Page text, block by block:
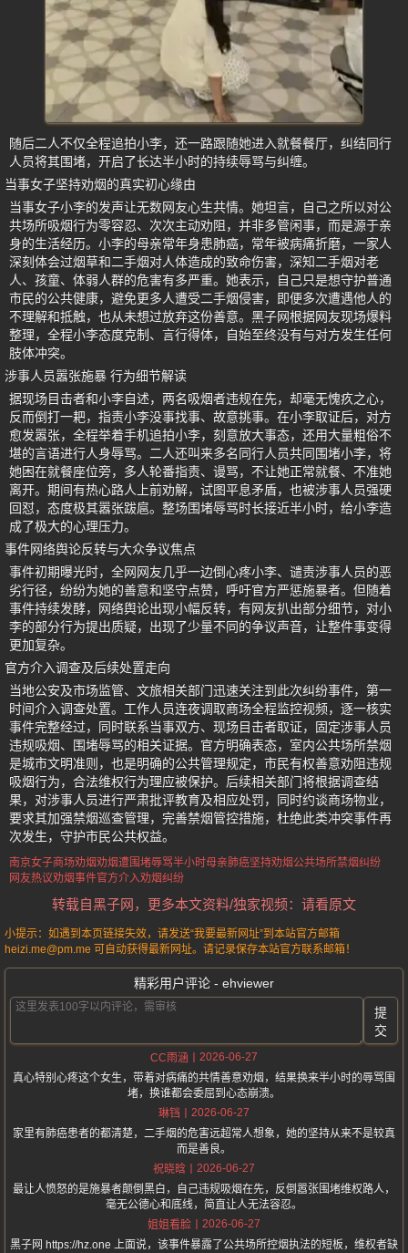
随后二人不仅全程追拍小李，还一路跟随她进入就餐餐厅，纠结同行
人员将其围堵，开启了长达半小时的持续辱骂与纠缠。
当事女子坚持劝烟的真实初心缘由
当事女子小李的发声让无数网友心生共情。她坦言，自己之所以对公
共场所吸烟行为零容忍、次次主动劝阻，并非多管闲事，而是源于亲
身的生活经历。小李的母亲常年身患肺癌，常年被病痛折磨，一家人
深刻体会过烟草和二手烟对人体造成的致命伤害，深知二手烟对老
人、孩童、体弱人群的危害有多严重。她表示，自己只是想守护普通
市民的公共健康，避免更多人遭受二手烟侵害，即便多次遭遇他人的
不理解和抵触，也从未想过放弃这份善意。黑子网根据网友现场爆料
整理，全程小李态度克制、言行得体，自始至终没有与对方发生任何
肢体冲突。
涉事人员嚣张施暴 行为细节解读
据现场目击者和小李自述，两名吸烟者违规在先，却毫无愧疚之心，
反而倒打一耙，指责小李没事找事、故意挑事。在小李取证后，对方
愈发嚣张，全程举着手机追拍小李，刻意放大事态，还用大量粗俗不
堪的言语进行人身辱骂。二人还叫来多名同行人员共同围堵小李，将
她困在就餐座位旁，多人轮番指责、谩骂，不让她正常就餐、不准她
离开。期间有热心路人上前劝解，试图平息矛盾，也被涉事人员强硬
回怼，态度极其嚣张跋扈。整场围堵辱骂时长接近半小时，给小李造
成了极大的心理压力。
事件网络舆论反转与大众争议焦点
事件初期曝光时，全网网友几乎一边倒心疼小李、谴责涉事人员的恶
劣行径，纷纷为她的善意和坚守点赞，呼吁官方严惩施暴者。但随着
事件持续发酵，网络舆论出现小幅反转，有网友扒出部分细节，对小
李的部分行为提出质疑，出现了少量不同的争议声音，让整件事变得
更加复杂。
官方介入调查及后续处置走向
当地公安及市场监管、文旅相关部门迅速关注到此次纠纷事件，第一
时间介入调查处置。工作人员连夜调取商场全程监控视频，逐一核实
事件完整经过，同时联系当事双方、现场目击者取证，固定涉事人员
违规吸烟、围堵辱骂的相关证据。官方明确表态，室内公共场所禁烟
是城市文明准则，也是明确的公共管理规定，市民有权善意劝阻违规
吸烟行为，合法维权行为理应被保护。后续相关部门将根据调查结
果，对涉事人员进行严肃批评教育及相应处罚，同时约谈商场物业，
要求其加强禁烟巡查管理，完善禁烟管控措施，杜绝此类冲突事件再
次发生，守护市民公共权益。
南京女子商场劝烟劝烟遭围堵辱骂半小时母亲肺癌坚持劝烟公共场所禁烟纠纷
网友热议劝烟事件官方介入劝烟纠纷
转载自黑子网，更多本文资料/独家视频：请看原文
小提示：如遇到本页链接失效，请发送“我要最新网址”到本站官方邮箱
heizi.me@pm.me 可自动获得最新网址。请记录保存本站官方联系邮箱！
精彩用户评论 - ehviewer
提
交
CC雨涵
2026-06-27
真心特别心疼这个女生，带着对病痛的共情善意劝烟，结果换来半小时的辱骂围
堵，换谁都会委屈到心态崩溃。
琳铛
2026-06-27
家里有肺癌患者的都清楚，二手烟的危害远超常人想象，她的坚持从来不是较真
而是善良。
祝晓晗
2026-06-27
最让人愤怒的是施暴者颠倒黑白，自己违规吸烟在先，反倒嚣张围堵维权路人，
毫无公德心和底线，简直让人无法容忍。
姐姐看脸
2026-06-27
黑子网 https://hz.one 上面说，该事件暴露了公共场所控烟执法的短板，维权者缺